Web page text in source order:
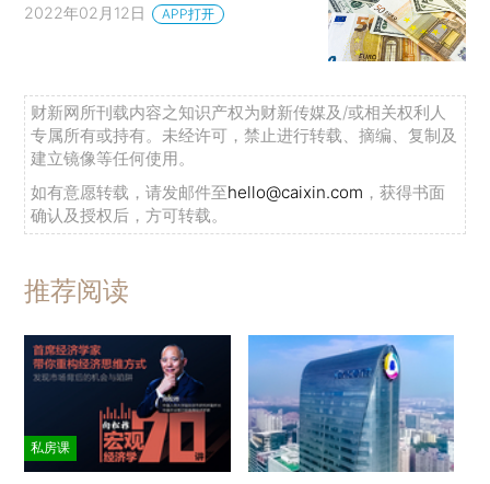
2022年02月12日 APP打开
财新网所刊载内容之知识产权为财新传媒及/或相关权利人
专属所有或持有。未经许可，禁止进行转载、摘编、复制及
建立镜像等任何使用。
如有意愿转载，请发邮件至hello@caixin.com ，获得书面
确认及授权后，方可转载。
推荐阅读
私房课